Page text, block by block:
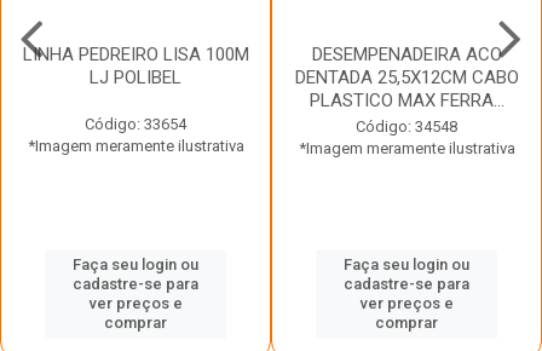
LINHA PEDREIRO LISA 100M
LJ POLIBEL
Código: 33654
*Imagem meramente ilustrativa
Faça seu login ou
cadastre-se para
ver preços e
comprar
DESEMPENADEIRA ACO
DENTADA 25,5X12CM CABO
PLASTICO MAX FERRA...
Código: 34548
*Imagem meramente ilustrativa
Faça seu login ou
cadastre-se para
ver preços e
comprar